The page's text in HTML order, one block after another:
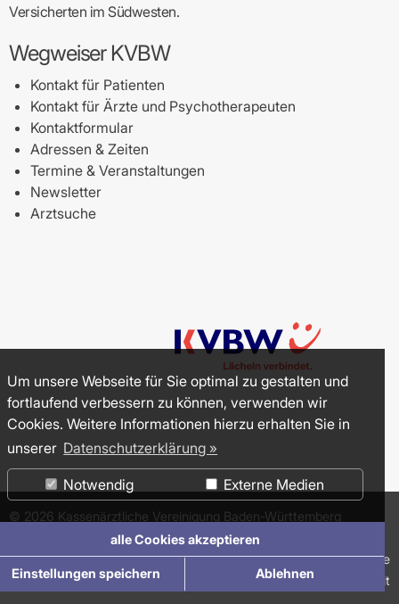
Versicherten im Südwesten.
Wegweiser KVBW
Kontakt für Patienten
Kontakt für Ärzte und Psychotherapeuten
Kontaktformular
Adressen & Zeiten
Termine & Veranstaltungen
Newsletter
Arztsuche
© 2026 Kassenärztliche Vereinigung Baden-Württemberg
Impressum
Datenschutzerklärung
Suche
Erklärung zur Barrierefreiheit
Um unsere Webseite für Sie optimal zu gestalten und
fortlaufend verbessern zu können, verwenden wir
Cookies. Weitere Informationen hierzu erhalten Sie in
unserer Datenschutzerklärung »
Notwendig Externe Medien
alle Cookies akzeptieren
Einstellungen speichern Ablehnen